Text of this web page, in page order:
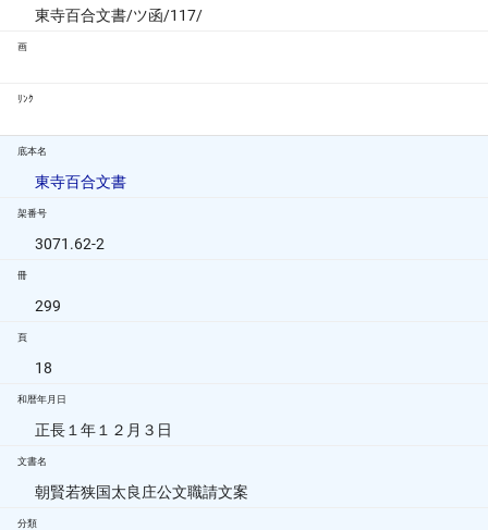
東寺百合文書/ツ函/117/
画
ﾘﾝｸ
底本名
東寺百合文書
架番号
3071.62-2
冊
299
頁
18
和暦年月日
正長１年１２月３日
文書名
朝賢若狭国太良庄公文職請文案
分類